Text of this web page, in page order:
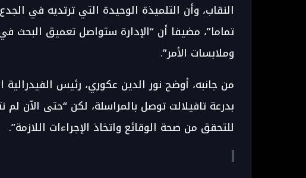
النقاب، وأن التلميذة الوحيدة التي ترتديه في
تماما”، مضيفا أن “الإدارة ستواصل تعميق البحث
وملابسات الأمر”.
من جانبه، أوضح نور الدين عكوري، رئيس الفيدرالية
بدرعة تافيلالت توصل بالمراسلة، لكن “حتى الآن لم
للتحقق من صحة الوقائع واتخاذ الإجراءات اللازمة”.